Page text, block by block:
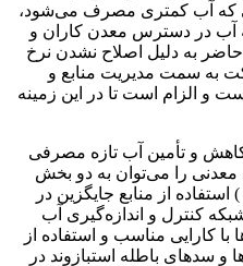
که آب کمتری مصرف می‌شود،
آب در دسترس معدن کاران و
به دلیل اصلاح نشدن نرخ
به سمت مدیریت منابع و
و الزام است تا در این زمینه
و تأمین آب تازه مصرفی
معدنی را می‌توان به دو بخش
تقسیم کرد. ۱ ) کنترل و بازیابی، ۲ ) استفاده از منابع جایگزین در
کنترل و اندازه‌گیری آب
با کارایی مناسب و استفاده از
و سدهای باطله استبازوند در